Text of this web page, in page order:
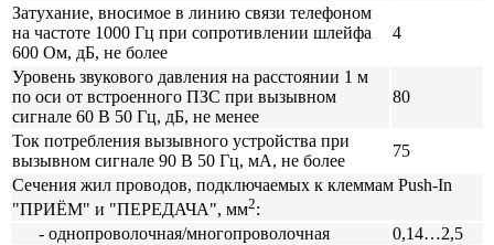
Затухание, вносимое в линию связи телефоном
на частоте 1000 Гц при сопротивлении шлейфа
600 Ом, дБ, не более
4
Уровень звукового давления на расстоянии 1 м
по оси от встроенного ПЗС при вызывном
сигнале 60 В 50 Гц, дБ, не менее
80
Ток потребления вызывного устройства при
вызывном сигнале 90 В 50 Гц, мА, не более
75
Сечения жил проводов, подключаемых к клеммам Push-In
"ПРИЁМ" и "ПЕРЕДАЧА", мм2:
- однопроволочная/многопроволочная
0,14…2,5